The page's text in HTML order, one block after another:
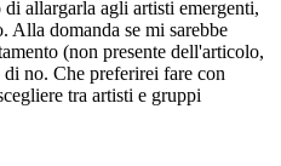
allargarla agli artisti emergenti,
Alla domanda se mi sarebbe
(non presente dell'articolo,
no. Che preferirei fare con
tra artisti e gruppi